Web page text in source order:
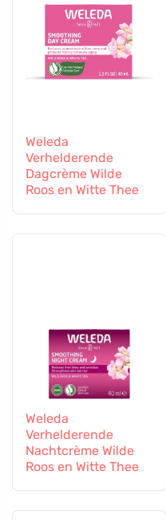
Weleda
Verhelderende
Dagcrème Wilde
Roos en Witte Thee
Weleda
Verhelderende
Nachtcrème Wilde
Roos en Witte Thee